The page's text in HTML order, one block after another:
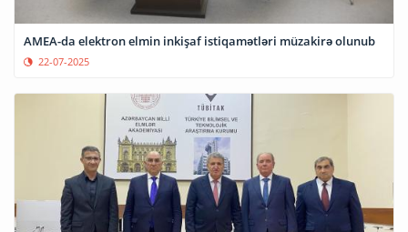
AMEA-da elektron elmin inkişaf istiqamətləri müzakirə olunub
22-07-2025